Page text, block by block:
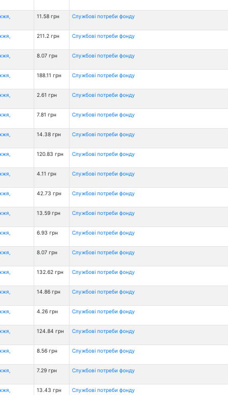
11.58 грн Службові потреби фонду
211.2 грн Службові потреби фонду
8.07 грн Службові потреби фонду
188.11 грн Службові потреби фонду
2.61 грн Службові потреби фонду
7.81 грн Службові потреби фонду
14.38 грн Службові потреби фонду
120.83 грн Службові потреби фонду
4.11 грн Службові потреби фонду
42.73 грн Службові потреби фонду
13.59 грн Службові потреби фонду
6.93 грн Службові потреби фонду
8.07 грн Службові потреби фонду
132.62 грн Службові потреби фонду
14.86 грн Службові потреби фонду
4.26 грн Службові потреби фонду
124.84 грн Службові потреби фонду
8.56 грн Службові потреби фонду
7.29 грн Службові потреби фонду
13.43 грн Службові потреби фонду